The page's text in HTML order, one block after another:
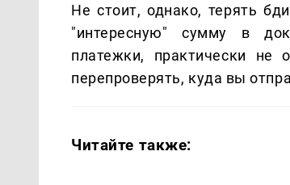
Не стоит, однако, терять
"интересную" сумму в
платежки, практически не
перепроверять, куда вы
Читайте также: